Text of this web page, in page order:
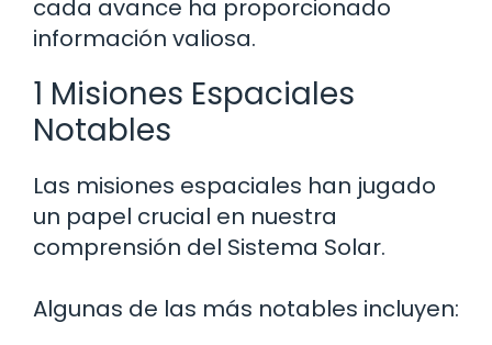
cada avance ha proporcionado
información valiosa.
1 Misiones Espaciales
Notables
Las misiones espaciales han jugado
un papel crucial en nuestra
comprensión del Sistema Solar.
Algunas de las más notables incluyen: